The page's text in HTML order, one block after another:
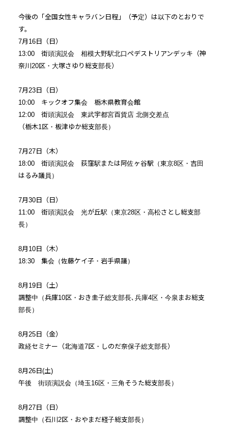
今後の「全国女性キャラバン日程」（予定）は以下のとおりで
す。
7月16日（日）
13:00 街頭演説会 相模大野駅北口ペデストリアンデッキ（神
奈川20区・大塚さゆり総支部長）
7月23日（日）
10:00 キックオフ集会 栃木県教育会館
12:00 街頭演説会 東武宇都宮百貨店 北側交差点
（栃木1区・板津ゆか総支部長）
7月27日（木）
18:00 街頭演説会 荻窪駅または阿佐ヶ谷駅（東京8区・吉田
はるみ議員）
7月30日（日）
11:00 街頭演説会 光が丘駅（東京28区・高松さとし総支部
長）
8月10日（木）
18:30 集会（佐藤ケイ子・岩手県議）
8月19日（土）
調整中（兵庫10区・おき圭子総支部長､兵庫4区・今泉まお総支
部長）
8月25日（金）
政経セミナー（北海道7区・しのだ奈保子総支部長）
8月26日(土)
午後 街頭演説会（埼玉16区・三角そうた総支部長）
8月27日（日）
調整中（石川2区・おやまだ経子総支部長）